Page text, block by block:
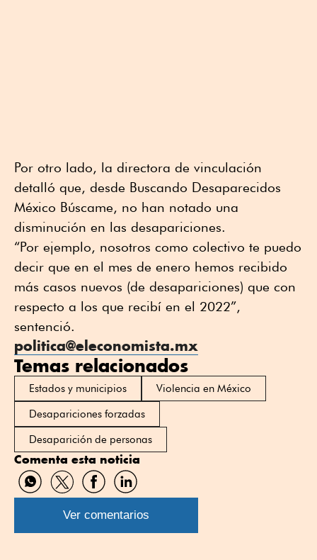
Por otro lado, la directora de vinculación
detalló que, desde Buscando Desaparecidos
México Búscame, no han notado una
disminución en las desapariciones.
“Por ejemplo, nosotros como colectivo te puedo
decir que en el mes de enero hemos recibido
más casos nuevos (de desapariciones) que con
respecto a los que recibí en el 2022”,
sentenció.
politica@eleconomista.mx
Temas relacionados
Estados y municipios
Violencia en México
Desapariciones forzadas
Desaparición de personas
Comenta esta noticia
Compartir
por
WhatsApp
Compartir
por
Twitter
Compartir
por
Facebook
Compartir
por
Linkedin
Ver comentarios